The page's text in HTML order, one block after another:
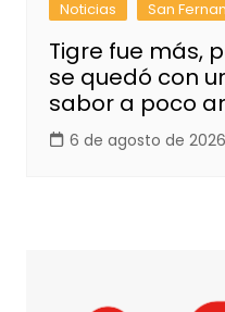
Noticias San
Tigre fue más,
se quedó con
sabor a poco
6 de agosto de 2026